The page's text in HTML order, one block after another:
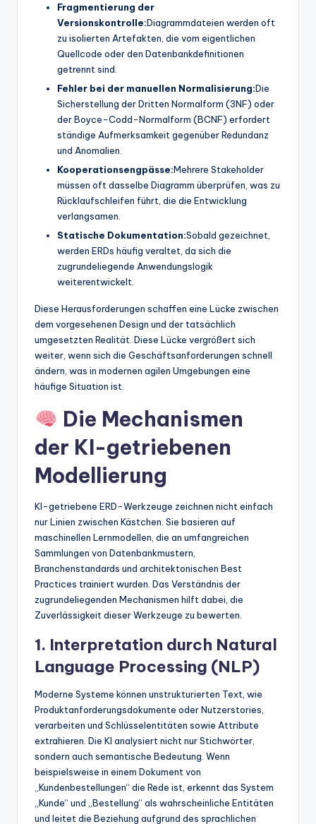
Fragmentierung der
Versionskontrolle:Diagrammdateien werden oft
zu isolierten Artefakten, die vom eigentlichen
Quellcode oder den Datenbankdefinitionen
getrennt sind.
Fehler bei der manuellen Normalisierung:Die
Sicherstellung der Dritten Normalform (3NF) oder
der Boyce-Codd-Normalform (BCNF) erfordert
ständige Aufmerksamkeit gegenüber Redundanz
und Anomalien.
Kooperationsengpässe:Mehrere Stakeholder
müssen oft dasselbe Diagramm überprüfen, was zu
Rücklaufschleifen führt, die die Entwicklung
verlangsamen.
Statische Dokumentation:Sobald gezeichnet,
werden ERDs häufig veraltet, da sich die
zugrundeliegende Anwendungslogik
weiterentwickelt.
Diese Herausforderungen schaffen eine Lücke zwischen
dem vorgesehenen Design und der tatsächlich
umgesetzten Realität. Diese Lücke vergrößert sich
weiter, wenn sich die Geschäftsanforderungen schnell
ändern, was in modernen agilen Umgebungen eine
häufige Situation ist.
Die Mechanismen
der KI-getriebenen
Modellierung
KI-getriebene ERD-Werkzeuge zeichnen nicht einfach
nur Linien zwischen Kästchen. Sie basieren auf
maschinellen Lernmodellen, die an umfangreichen
Sammlungen von Datenbankmustern,
Branchenstandards und architektonischen Best
Practices trainiert wurden. Das Verständnis der
zugrundeliegenden Mechanismen hilft dabei, die
Zuverlässigkeit dieser Werkzeuge zu bewerten.
1. Interpretation durch Natural
Language Processing (NLP)
Moderne Systeme können unstrukturierten Text, wie
Produktanforderungsdokumente oder Nutzerstories,
verarbeiten und Schlüsselentitäten sowie Attribute
extrahieren. Die KI analysiert nicht nur Stichwörter,
sondern auch semantische Bedeutung. Wenn
beispielsweise in einem Dokument von
„Kundenbestellungen“ die Rede ist, erkennt das System
„Kunde“ und „Bestellung“ als wahrscheinliche Entitäten
und leitet die Beziehung aufgrund des sprachlichen